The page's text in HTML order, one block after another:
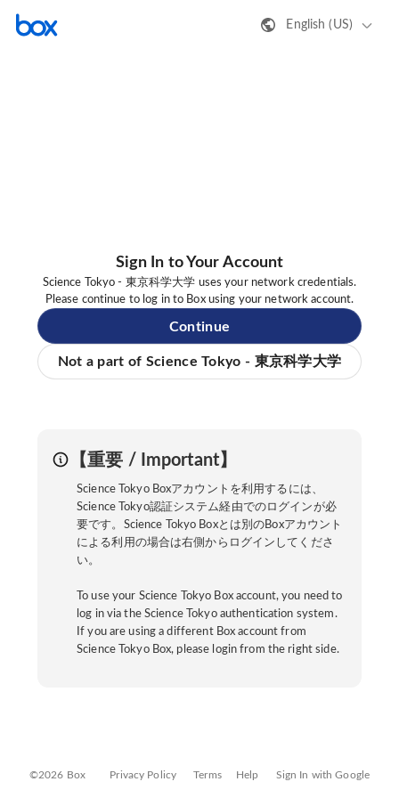
English (US)
Sign In to Your Account
Science Tokyo - 東京科学大学 uses your network credentials.
Please continue to log in to Box using your network account.
Continue
Not a part of Science Tokyo - 東京科学大学
【重要 / Important】
Science Tokyo Boxアカウントを利用するには、
Science Tokyo認証システム経由でのログインが必
要です。Science Tokyo Boxとは別のBoxアカウント
による利用の場合は右側からログインしてくださ
い。
To use your Science Tokyo Box account, you need to
log in via the Science Tokyo authentication system.
If you are using a different Box account from
Science Tokyo Box, please login from the right side.
©2026 Box Privacy Policy Terms Help Sign In with Google